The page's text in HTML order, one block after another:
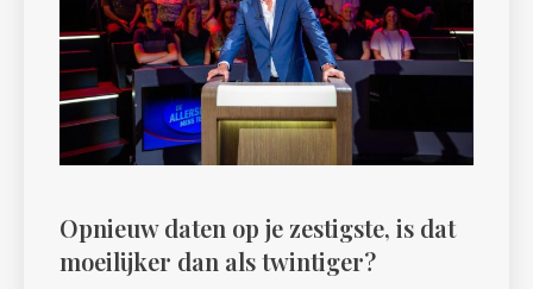
Opnieuw daten op je zestigste, is dat
moeilijker dan als twintiger?